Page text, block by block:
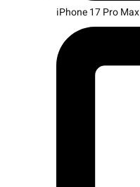
iPhone 17 Pro Max